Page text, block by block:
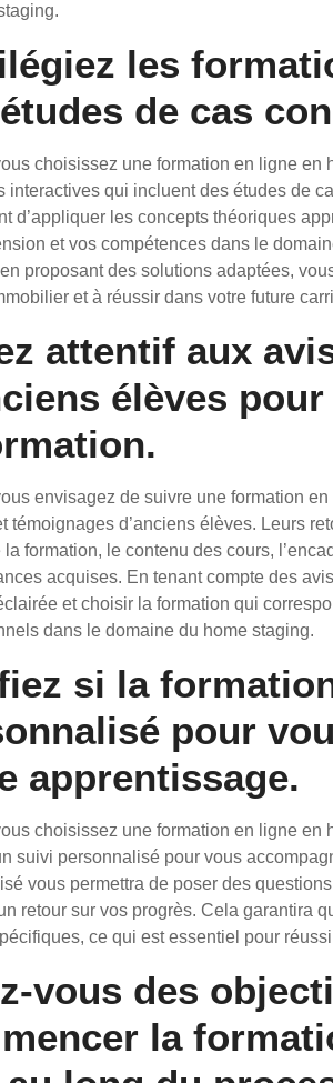
les
de cas
choisissez une formation en ligne
interactives qui incluent des études de
d’appliquer les concepts théoriques
et vos compétences dans le
proposant des solutions adaptées,
et à réussir dans votre future
attentif aux
élèves
envisagez de suivre une formation
témoignages d’anciens élèves. Leurs
formation, le contenu des cours,
acquises. En tenant compte des
et choisir la formation qui
dans le domaine du home staging.
si la
pour
apprentissage.
choisissez une formation en ligne
suivi personnalisé pour vous
vous permettra de poser des
retour sur vos progrès. Cela garantira
ce qui est essentiel pour
vous des
la